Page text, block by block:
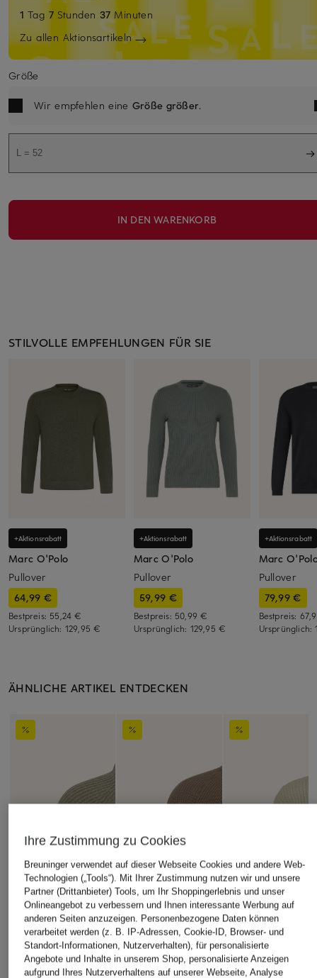
1 Tag 7 Stunden 37 Minuten
Zu allen Aktionsartikeln
Größe
Wir empfehlen eine Größe größer.
L = 52
IN DEN WARENKORB
STILVOLLE EMPFEHLUNGEN FÜR SIE
+Aktionsrabatt
Marc O'Polo
Pullover
64,99 €
Bestpreis: 55,24 €
Ursprünglich: 129,95 €
+Aktionsrabatt
Marc O'Polo
Pullover
59,99 €
Bestpreis: 50,99 €
Ursprünglich: 129,95 €
+Aktionsrabatt
Marc
Pullover
79,99 €
Bestpreis:
Ursprünglich:
ÄHNLICHE ARTIKEL ENTDECKEN
Ihre Zustimmung zu Cookies
Breuninger verwendet auf dieser Webseite Cookies und andere Web-
Technologien („Tools“). Mit Ihrer Zustimmung nutzen wir und unsere
Partner (Drittanbieter) Tools, um Ihr Shoppingerlebnis und unser
Onlineangebot zu verbessern und Ihnen interessante Werbung auf
anderen Seiten anzuzeigen. Personenbezogene Daten können
verarbeitet werden (z. B. IP-Adressen, Cookie-ID, Browser- und
Standort-Informationen, Nutzerverhalten), für personalisierte
Angebote und Inhalte in unserem Shop, personalisierte Anzeigen
aufgrund Ihres Nutzerverhaltens auf unserer Webseite, Analyse